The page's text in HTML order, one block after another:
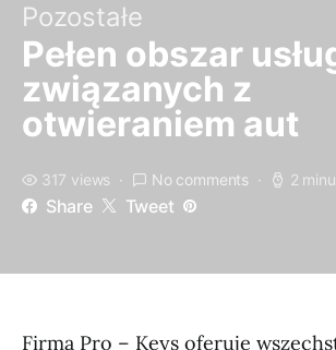
Pozostałe
Pełen obszar
związanych z
otwieraniem aut
317 views No comments 2
Share Tweet
Firma Pro – Keys oferuje